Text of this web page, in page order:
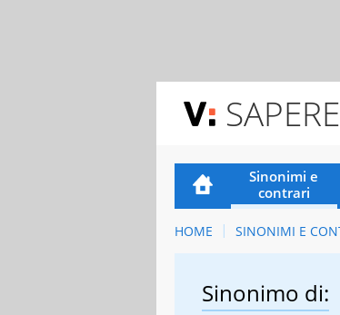
SAPERE
Sinonimi e
contrari
HOME SINONIMI E
Sinonimo di: